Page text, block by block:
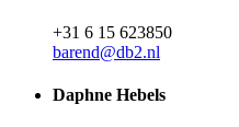
+31 6 15 623850
barend@db2.nl
Daphne Hebels